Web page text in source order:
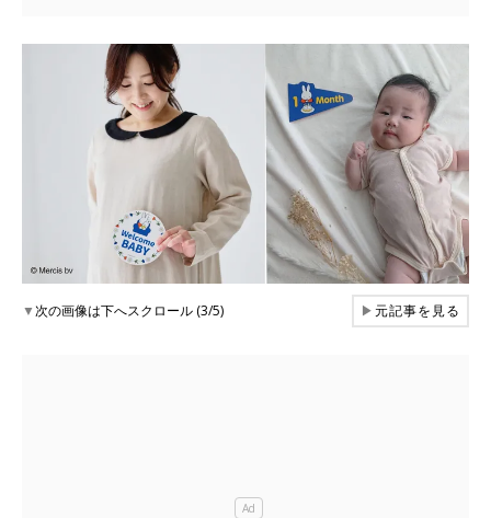
▼次の画像は下へスクロール (3/5) ▶元記事を見る